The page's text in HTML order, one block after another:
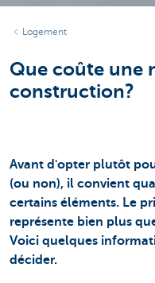
Logement
Que coûte une
construction?
Avant d'opter plutôt
(ou non), il convient
certains éléments. Le
représente bien plus
Voici quelques
décider.